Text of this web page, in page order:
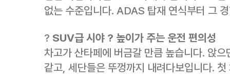
없는 수준입니다. ADAS 탑재 연식부터 그
? SUV급 시야 ? 높이가 주는 운전 편의성
차고가 산타페에 버금갈 만큼 높습니다. 앉
같고, 세단들은 뚜껑까지 내려다보입니다.